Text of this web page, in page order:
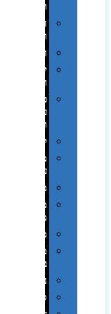
וכוסות
הוקרה
ואומנות
חגים
יין
ומארזים
כלי
עבודה
ופנסים
למטבח
מוצרי
עור
מחברות
מחזיקי
מפתחות
משחקים
מתנה
בפחית
נסיעות
ספורט